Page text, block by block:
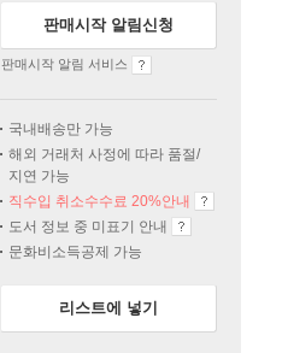
판매시작 알림신청
판매시작 알림 서비스
국내배송만 가능
해외 거래처 사정에 따라 품절/
지연 가능
직수입 취소수수료 20%안내
도서 정보 중 미표기 안내
문화비소득공제 가능
리스트에 넣기